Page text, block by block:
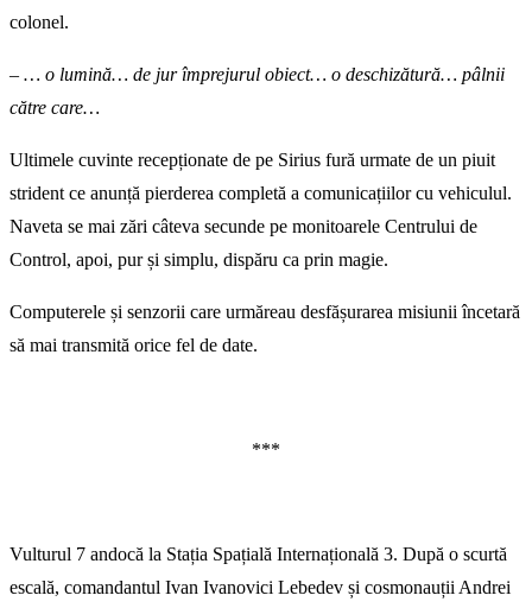
colonel.
– … o lumină… de jur împrejurul obiect… o deschizătură… pâlnii
către care…
Ultimele cuvinte recepționate de pe Sirius fură urmate de un piuit
strident ce anunță pierderea completă a comunicațiilor cu vehiculul.
Naveta se mai zări câteva secunde pe monitoarele Centrului de
Control, apoi, pur și simplu, dispăru ca prin magie.
Computerele și senzorii care urmăreau desfășurarea misiunii încetară
să mai transmită orice fel de date.
***
Vulturul 7 andocă la Stația Spațială Internațională 3. După o scurtă
escală, comandantul Ivan Ivanovici Lebedev și cosmonauții Andrei